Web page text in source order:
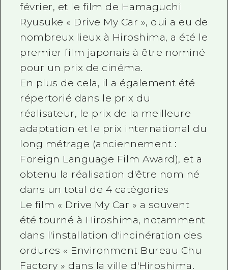
février, et le film de Hamaguchi
Ryusuke « Drive My Car », qui a eu de
nombreux lieux à Hiroshima, a été le
premier film japonais à être nominé
pour un prix de cinéma.
En plus de cela, il a également été
répertorié dans le prix du
réalisateur, le prix de la meilleure
adaptation et le prix international du
long métrage (anciennement :
Foreign Language Film Award), et a
obtenu la réalisation d'être nominé
dans un total de 4 catégories
Le film « Drive My Car » a souvent
été tourné à Hiroshima, notamment
dans l'installation d'incinération des
ordures « Environment Bureau Chu
Factory » dans la ville d'Hiroshima.